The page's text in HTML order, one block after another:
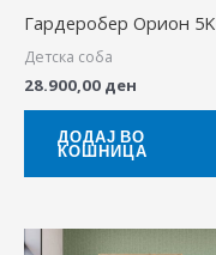
Гардеробер Орион 5K
Детска соба
28.900,00 ден
ДОДАЈ ВО
КОШНИЦА